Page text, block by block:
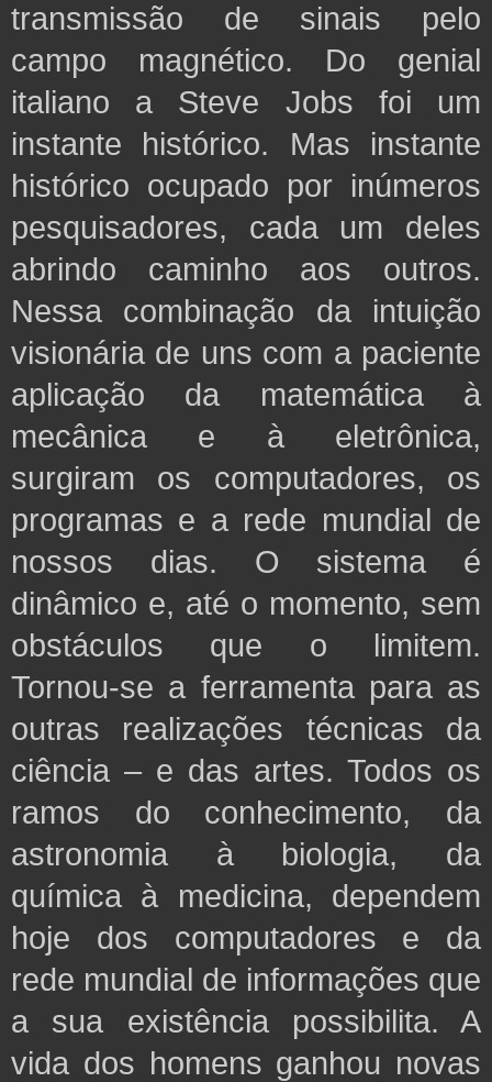
transmissão de sinais pelo
campo magnético. Do genial
italiano a Steve Jobs foi um
instante histórico. Mas instante
histórico ocupado por inúmeros
pesquisadores, cada um deles
abrindo caminho aos outros.
Nessa combinação da intuição
visionária de uns com a paciente
aplicação da matemática à
mecânica e à eletrônica,
surgiram os computadores, os
programas e a rede mundial de
nossos dias. O sistema é
dinâmico e, até o momento, sem
obstáculos que o limitem.
Tornou-se a ferramenta para as
outras realizações técnicas da
ciência – e das artes. Todos os
ramos do conhecimento, da
astronomia à biologia, da
química à medicina, dependem
hoje dos computadores e da
rede mundial de informações que
a sua existência possibilita. A
vida dos homens ganhou novas